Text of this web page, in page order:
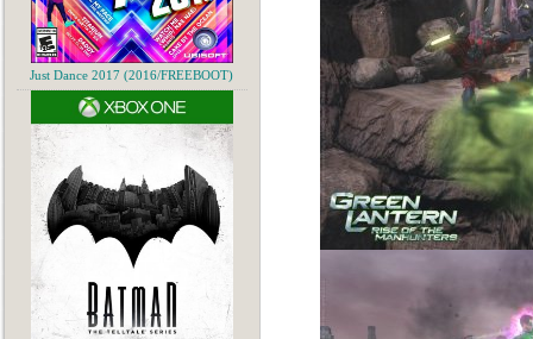
Just Dance 2017 (2016/FREEBOOT)